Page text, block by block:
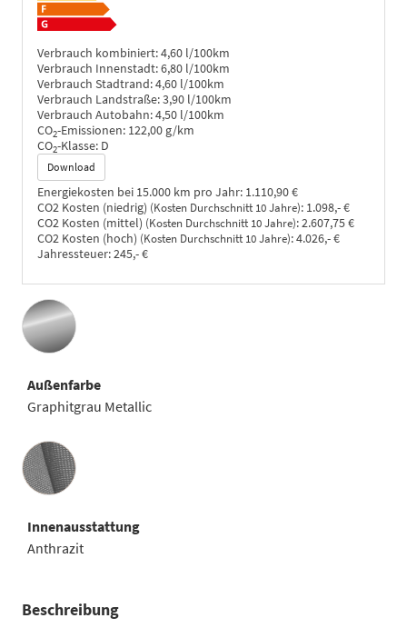
Verbrauch kombiniert:4,60 l/100km
Verbrauch Innenstadt:6,80 l/100km
Verbrauch Stadtrand:4,60 l/100km
Verbrauch Landstraße:3,90 l/100km
Verbrauch Autobahn:4,50 l/100km
CO2-Emissionen: 122,00 g/km
CO2-Klasse: D
Download
Energiekosten bei 15.000 km pro Jahr: 1.110,90 €
CO2 Kosten (niedrig) (Kosten Durchschnitt 10 Jahre): 1.098,- €
CO2 Kosten (mittel) (Kosten Durchschnitt 10 Jahre):2.607,75 €
CO2 Kosten (hoch) (Kosten Durchschnitt 10 Jahre):4.026,- €
Jahressteuer:245,- €
Außenfarbe
Graphitgrau Metallic
Innenausstattung
Innenausstattung
Anthrazit
Beschreibung